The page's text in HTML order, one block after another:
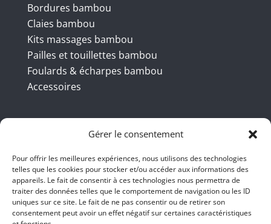
Gérer le consentement
Pour offrir les meilleures expériences, nous utilisons des technologies
telles que les cookies pour stocker et/ou accéder aux informations des
appareils. Le fait de consentir à ces technologies nous permettra de
traiter des données telles que le comportement de navigation ou les ID
uniques sur ce site. Le fait de ne pas consentir ou de retirer son
consentement peut avoir un effet négatif sur certaines caractéristiques
Bordures bambou
Claies bambou
Kits massages bambou
Pailles et touillettes bambou
Foulards & écharpes bambou
Accessoires
Coordonnées
BBB INT LTD – RUE DU BAMBOU.COM
145 rue de la République 95100
Argenteuil